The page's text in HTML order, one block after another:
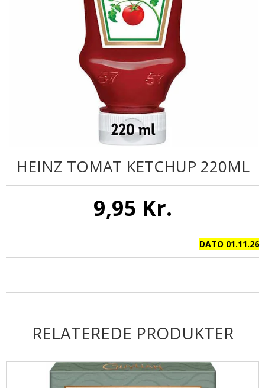
HEINZ TOMAT KETCHUP 220ML
9,95 Kr.
DATO 01.11.26
RELATEREDE PRODUKTER